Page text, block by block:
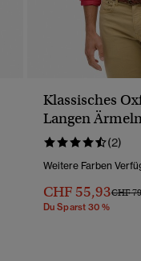
Klassisches
Langen
(2)
Weitere Farben
CHF 55,93Preis
CHF
Du Sparst 30 %